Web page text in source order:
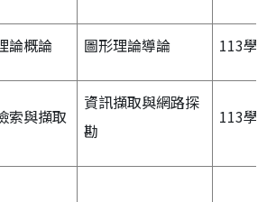
論概論 圖形理論導論 113學
索與擷取
資訊擷取與網路探
勘
113學